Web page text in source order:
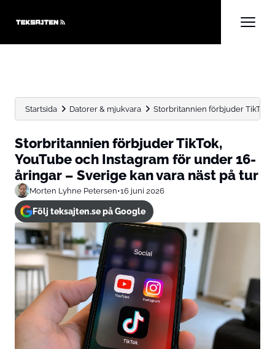
Startsida Datorer & mjukvara Storbritannien förbjuder TikTok,
Storbritannien förbjuder TikTok,
YouTube och Instagram för under 16-
åringar – Sverige kan vara näst på tur
Morten Lyhne Petersen•16 juni 2026
Följ teksajten.se på Google